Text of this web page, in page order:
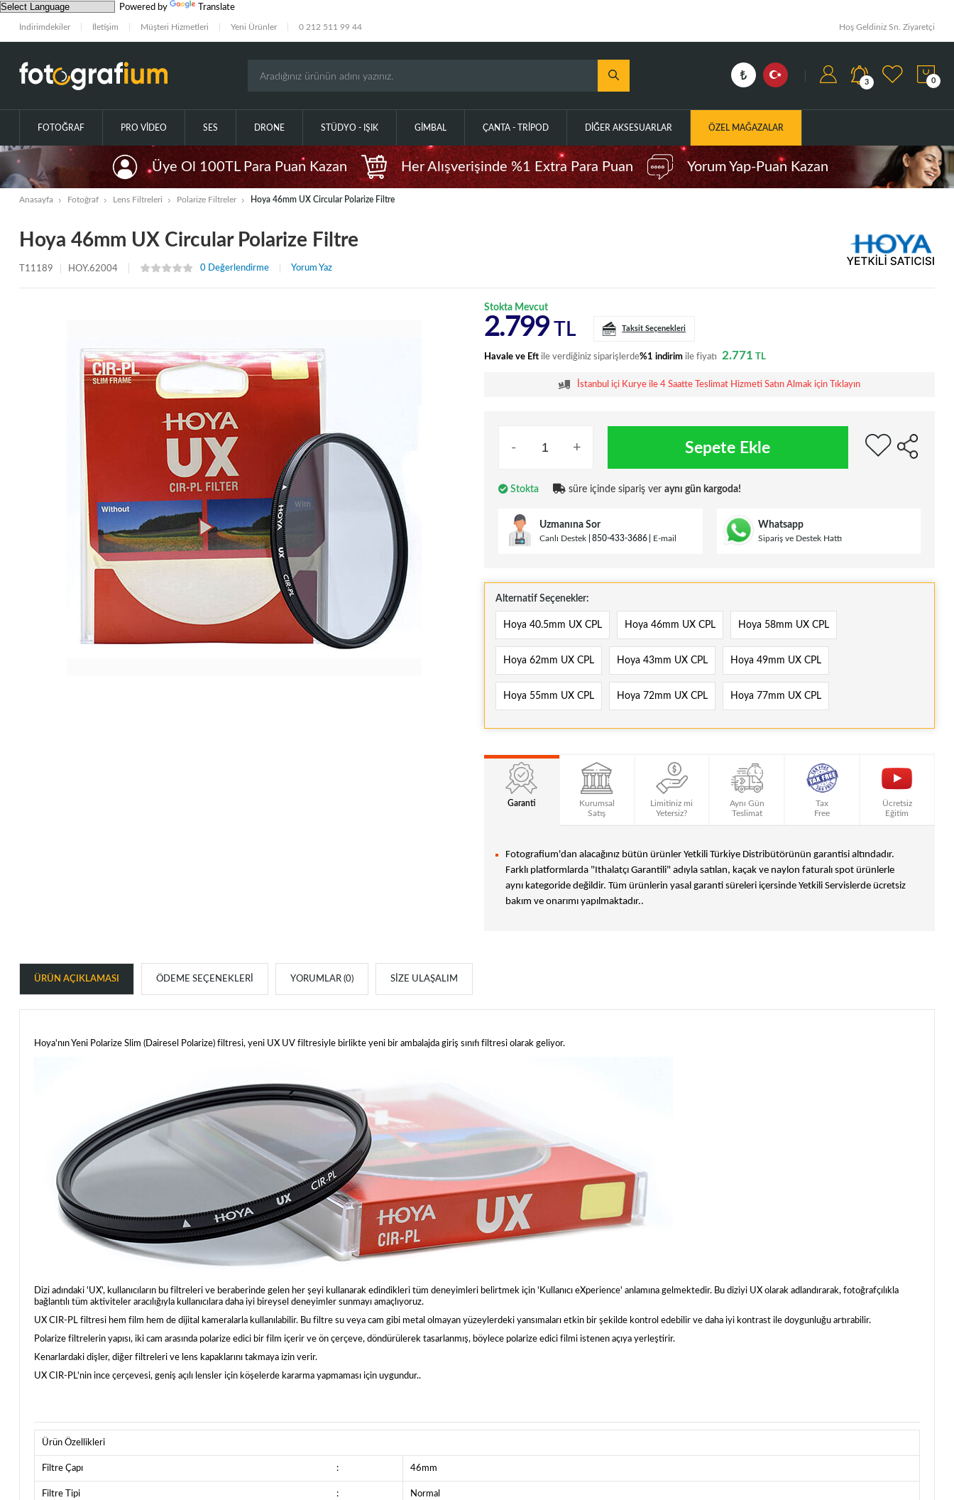
Powered by Translate
İndirimdekiler İletişim Müşteri Hizmetleri Yeni Ürünler 0 212 511 99 44 Hoş Geldiniz Sn. Ziyaretçi
3 0
FOTOĞRAF PRO VIDEO SES DRONE STÜDYO - IŞIK GIMBAL ÇANTA - TRIPOD DIĞER AKSESUARLAR ÖZEL MAĞAZALAR
Üye Ol 100TL Para Puan Kazan Her Alışverişinde %1 Extra Para Puan Yorum Yap-Puan Kazan
Anasayfa Fotoğraf Lens Filtreleri Polarize Filtreler Hoya 46mm UX Circular Polarize Filtre
Hoya 46mm UX Circular Polarize Filtre
T11189 HOY.62004 0 Değerlendirme Yorum Yaz
Stokta Mevcut
2.799 TL Taksit Seçenekleri
Havale ve Eft ile verdiğiniz siparişlerde%1 indirim ile fiyatı 2.771 TL
İstanbul içi Kurye ile 4 Saatte Teslimat Hizmeti Satın Almak için Tıklayın
- + Sepete Ekle
Stokta süre içinde sipariş ver aynı gün kargoda!
Uzmanına Sor
Canlı Destek 850-433-3686 E-mail
Whatsapp
Sipariş ve Destek Hattı
Alternatif Seçenekler:
Hoya 40.5mm UX CPL Hoya 46mm UX CPL Hoya 58mm UX CPL
Hoya 62mm UX CPL Hoya 43mm UX CPL Hoya 49mm UX CPL
Hoya 55mm UX CPL Hoya 72mm UX CPL Hoya 77mm UX CPL
Garanti
Kurumsal
Satış
Limitiniz mi
Yetersiz?
Aynı Gün
Teslimat
Tax
Free
Ücretsiz
Eğitim
Fotografium'dan alacağınız bütün ürünler Yetkili Türkiye Distribütörünün garantisi altındadır.
Farklı platformlarda "Ithalatçı Garantili" adıyla satılan, kaçak ve naylon faturalı spot ürünlerle
aynı kategoride değildir. Tüm ürünlerin yasal garanti süreleri içersinde Yetkili Servislerde ücretsiz
bakım ve onarımı yapılmaktadır..
ÜRÜN AÇIKLAMASI ÖDEME SEÇENEKLERI YORUMLAR (0) SIZE ULAŞALIM
Hoya'nın Yeni Polarize Slim (Dairesel Polarize) filtresi, yeni UX UV filtresiyle birlikte yeni bir ambalajda giriş sınıfı filtresi olarak geliyor.
Dizi adındaki 'UX', kullanıcıların bu filtreleri ve beraberinde gelen her şeyi kullanarak edindikleri tüm deneyimleri belirtmek için 'Kullanıcı eXperience' anlamına gelmektedir. Bu diziyi UX olarak adlandırarak, fotoğrafçılıkla
bağlantılı tüm aktiviteler aracılığıyla kullanıcılara daha iyi bireysel deneyimler sunmayı amaçlıyoruz.
UX CIR-PL filtresi hem film hem de dijital kameralarla kullanılabilir. Bu filtre su veya cam gibi metal olmayan yüzeylerdeki yansımaları etkin bir şekilde kontrol edebilir ve daha iyi kontrast ile doygunluğu artırabilir.
Polarize filtrelerin yapısı, iki cam arasında polarize edici bir film içerir ve ön çerçeve, döndürülerek tasarlanmış, böylece polarize edici filmi istenen açıya yerleştirir.
Kenarlardaki dişler, diğer filtreleri ve lens kapaklarını takmaya izin verir.
UX CIR-PL'nin ince çerçevesi, geniş açılı lensler için köşelerde kararma yapmaması için uygundur..
Ürün Özellikleri
Filtre Çapı : 46mm
Filtre Tipi : Normal